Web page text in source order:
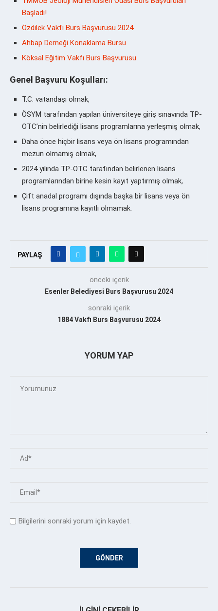
Başladı!
Özdilek Vakfı Burs Başvurusu 2024
Ahbap Derneği Konaklama Bursu
Köksal Eğitim Vakfı Burs Başvurusu
Genel Başvuru Koşulları:
T.C. vatandaşı olmak,
ÖSYM tarafından yapılan üniversiteye giriş sınavında TP-
OTC’nin belirlediği lisans programlarına yerleşmiş olmak,
Daha önce hiçbir lisans veya ön lisans programından
mezun olmamış olmak,
2024 yılında TP-OTC tarafından belirlenen lisans
programlarından birine kesin kayıt yaptırmış olmak,
Çift anadal programı dışında başka bir lisans veya ön
lisans programına kayıtlı olmamak.
PAYLAŞ
önceki içerik
Esenler Belediyesi Burs Başvurusu 2024
sonraki içerik
1884 Vakfı Burs Başvurusu 2024
YORUM YAP
Bilgilerini sonraki yorum için kaydet.